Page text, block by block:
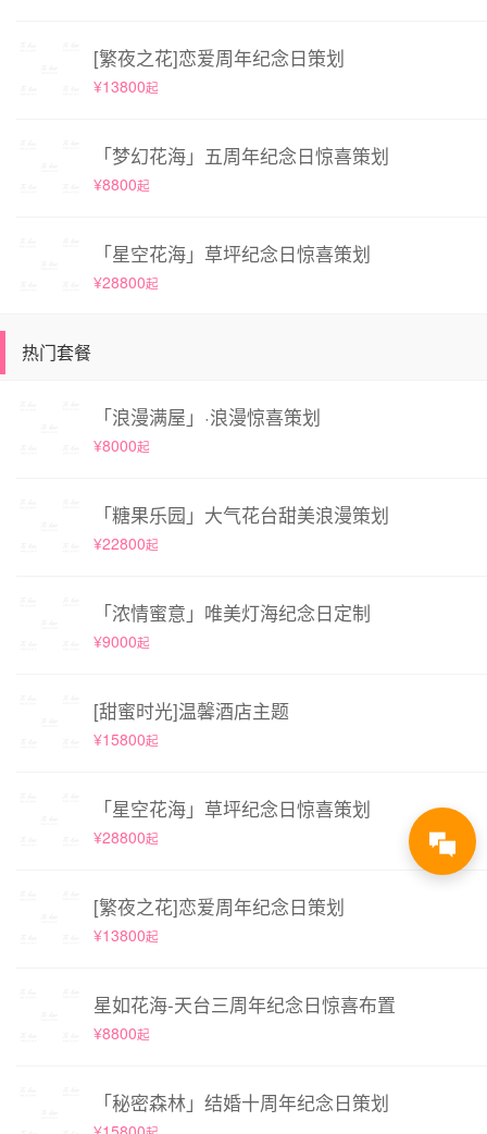
[繁夜之花]恋爱周年纪念日策划
¥13800起
「梦幻花海」五周年纪念日惊喜策划
¥8800起
「星空花海」草坪纪念日惊喜策划
¥28800起
热门套餐
「浪漫满屋」·浪漫惊喜策划
¥8000起
「糖果乐园」大气花台甜美浪漫策划
¥22800起
「浓情蜜意」唯美灯海纪念日定制
¥9000起
[甜蜜时光]温馨酒店主题
¥15800起
「星空花海」草坪纪念日惊喜策划
¥28800起
[繁夜之花]恋爱周年纪念日策划
¥13800起
星如花海-天台三周年纪念日惊喜布置
¥8800起
「秘密森林」结婚十周年纪念日策划